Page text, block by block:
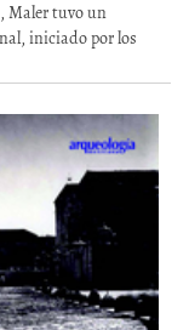
Maler tuvo un
iniciado por los